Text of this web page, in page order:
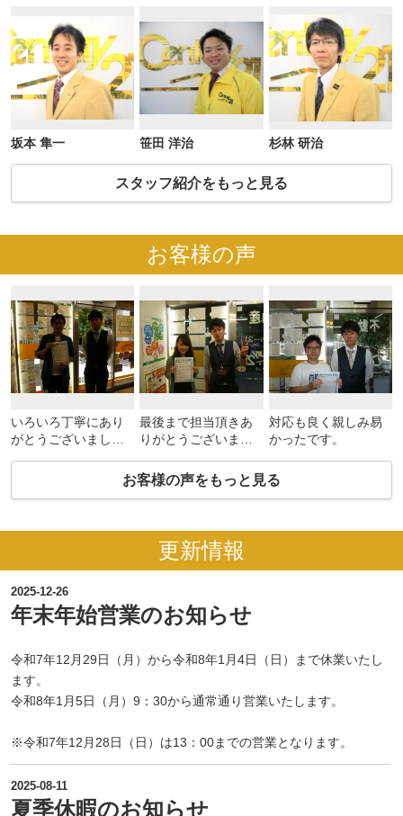
坂本 隼一 笹田 洋治 杉林 研治
スタッフ紹介をもっと見る
お客様の声
いろいろ丁寧にあり
がとうございまし
最後まで担当頂きあ
りがとうございまし
対応も良く親しみ易
かったです。
お客様の声をもっと見る
更新情報
2025-12-26
年末年始営業のお知らせ
令和7年12月29日（月）から令和8年1月4日（日）まで休業いたし
ます。
令和8年1月5日（月）9：30から通常通り営業いたします。
※令和7年12月28日（日）は13：00までの営業となります。
2025-08-11
夏季休暇のお知らせ